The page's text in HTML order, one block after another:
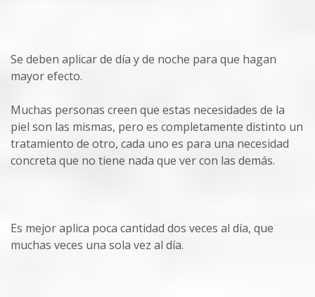
Se deben aplicar de día y de noche para que hagan
mayor efecto.
Muchas personas creen que estas necesidades de la
piel son las mismas, pero es completamente distinto un
tratamiento de otro, cada uno es para una necesidad
concreta que no tiene nada que ver con las demás.
Es mejor aplica poca cantidad dos veces al día, que
muchas veces una sola vez al día.